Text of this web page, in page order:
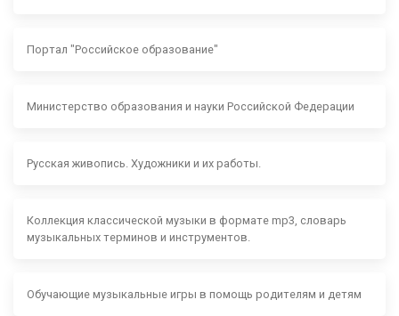
Портал "Российское образование"
Министерство образования и науки Российской Федерации
Русская живопись. Художники и их работы.
Коллекция классической музыки в формате mp3, словарь
музыкальных терминов и инструментов.
Обучающие музыкальные игры в помощь родителям и детям